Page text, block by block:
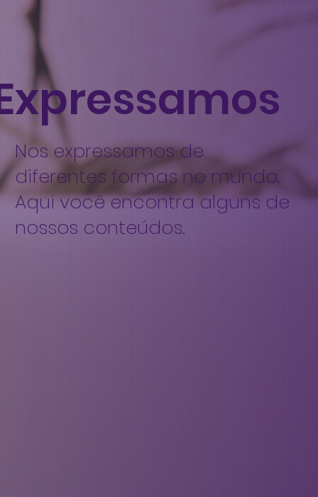
Nos expressamos de
diferentes formas no mundo.
Aqui você encontra alguns de
nossos conteúdos.